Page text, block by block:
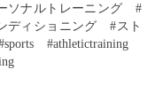
ソナルトレーニング　#
ディショニング　#スト
　#athletictraining